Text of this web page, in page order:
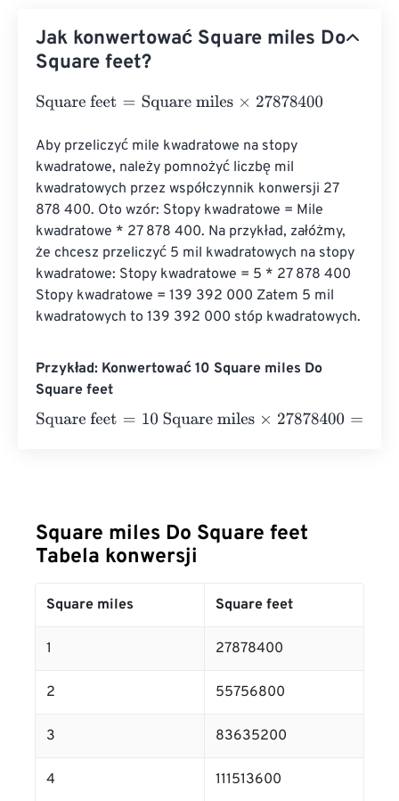
Jak konwertować Square miles Do
Square feet?
Square feet= Square miles×27878400
Aby przeliczyć mile kwadratowe na stopy
kwadratowe, należy pomnożyć liczbę mil
kwadratowych przez współczynnik konwersji 27
878 ​​400. Oto wzór: Stopy kwadratowe = Mile
kwadratowe * 27 878 ​​400. Na przykład, załóżmy,
że chcesz przeliczyć 5 mil kwadratowych na stopy
kwadratowe: Stopy kwadratowe = 5 * 27 878 ​​400
Stopy kwadratowe = 139 392 000 Zatem 5 mil
kwadratowych to 139 392 000 stóp kwadratowych.
Przykład: Konwertować 10 Square miles Do
Square feet
Square feet= 10 Square miles×27878400=278784000
Square miles Do Square feet
Tabela konwersji
Square miles Square feet
1 27878400
2 55756800
3 83635200
4 111513600